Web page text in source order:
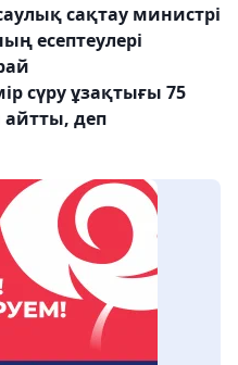
сақтау министрі
есептеулері
сүру ұзақтығы 75
айтты, деп